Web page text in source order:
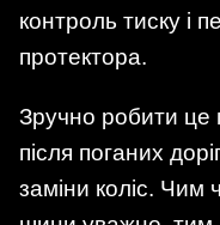
контроль тиску і
протектора.
Зручно робити це
після поганих
заміни коліс. Чим